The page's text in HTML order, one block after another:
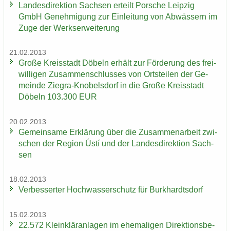
Lan­des­di­rek­ti­on Sach­sen er­teilt Por­sche Leip­zig
GmbH Ge­neh­mi­gung zur Ein­lei­tung von Ab­wäs­sern im
Zuge der Werks­er­wei­te­rung
21.02.2013
Große Kreis­stadt Dö­beln er­hält zur För­de­rung des frei­
wil­li­gen Zu­sam­men­schlus­ses von Orts­tei­len der Ge­
mein­de Ziegra-​Knobelsdorf in die Große Kreis­stadt
Dö­beln 103.300 EUR
20.02.2013
Ge­mein­sa­me Er­klä­rung über die Zu­sam­men­ar­beit zwi­
schen der Re­gi­on Ústí und der Lan­des­di­rek­ti­on Sach­
sen
18.02.2013
Ver­bes­ser­ter Hoch­was­ser­schutz für Burk­hardts­dorf
15.02.2013
22.572 Klein­klär­an­la­gen im ehe­ma­li­gen Di­rek­ti­ons­be­